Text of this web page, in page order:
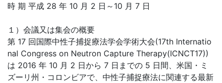
時 期 平成 28 年 10 月 2 日～10 月 7 日
１）会議又は集会の概要
第 17 回国際中性子捕捉療法学会学術大会(17th Internatio
nal Congress on Neutron Capture Therapy(ICNCT17))
は 2016 年 10 月 2 日から 7 日までの 5 日間、米国・ミ
ズーリ州・コロンビアで、中性子捕捉療法に関連する最新